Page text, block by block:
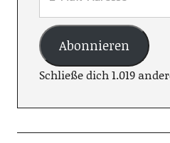
Abonnieren
Schließe dich 1.019